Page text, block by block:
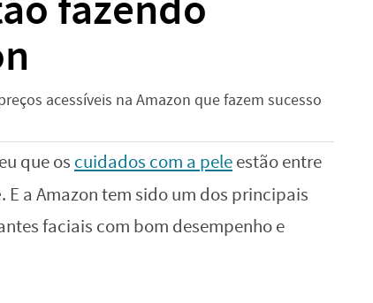
acessíveis na Amazon que fazem sucesso
que os cuidados com a peleestão entre
. E a Amazon tem sido um dos principais
faciais com bom desempenho e